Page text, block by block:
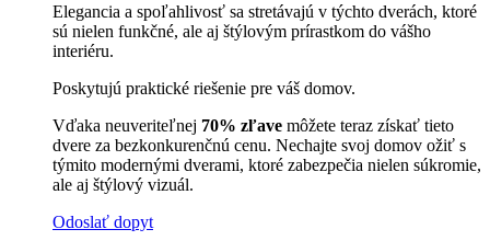
Elegancia a spoľahlivosť sa stretávajú v týchto dverách, ktoré
sú nielen funkčné, ale aj štýlovým prírastkom do vášho
interiéru.
Poskytujú praktické riešenie pre váš domov.
Vďaka neuveriteľnej 70% zľave môžete teraz získať tieto
dvere za bezkonkurenčnú cenu. Nechajte svoj domov ožiť s
týmito modernými dverami, ktoré zabezpečia nielen súkromie,
ale aj štýlový vizuál.
Odoslať dopyt